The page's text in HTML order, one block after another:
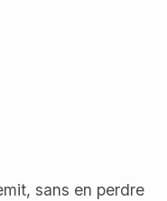
sans en perdre